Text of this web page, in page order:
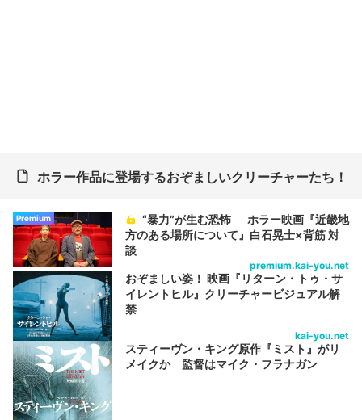
ホラー作品に登場するおぞましいクリーチャーたち！
Premium
“暴力”が生む恐怖──ホラー映画『近畿地
方のある場所について』白石晃士×背筋 対
談
premium.kai-you.net
おぞましい姿！ 映画『リターン・トゥ・サ
イレントヒル』クリーチャービジュアル解
禁
kai-you.net
スティーヴン・キング原作『ミスト』がリ
メイクか 監督はマイク・フラナガン